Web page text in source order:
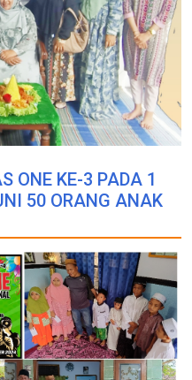
ONE KE-3 PADA 1
50 ORANG ANAK